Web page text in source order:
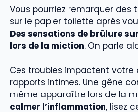
Vous pourriez remarquer des
sur le papier toilette après
Des sensations de brûlure
lors de la miction. On parle
Ces troubles impactent votre
rapports intimes. Une gêne
même apparaître lors de la
calmer l’inflammation, lisez